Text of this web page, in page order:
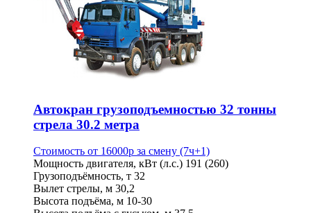
Автокран грузоподъемностью 32 тонны
стрела 30.2 метра
Стоимость от 16000p за смену (7ч+1)
Мощность двигателя, кВт (л.с.) 191 (260)
Грузоподъёмность, т 32
Вылет стрелы, м 30,2
Высота подъёма, м 10-30